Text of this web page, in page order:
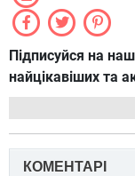
Підписуйся на наш
найцікавіших та
КОМЕНТАРІ